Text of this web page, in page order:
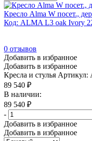
Кресло Alma W посет.,
Код: ALMA L3 oak Ivory
0 отзывов
Добавить в избранное
Добавить в избранное
Кресла и стулья Артикул:
89 540 ₽
В наличии:
89 540 ₽
-
Добавить в избранное
Добавить в избранное